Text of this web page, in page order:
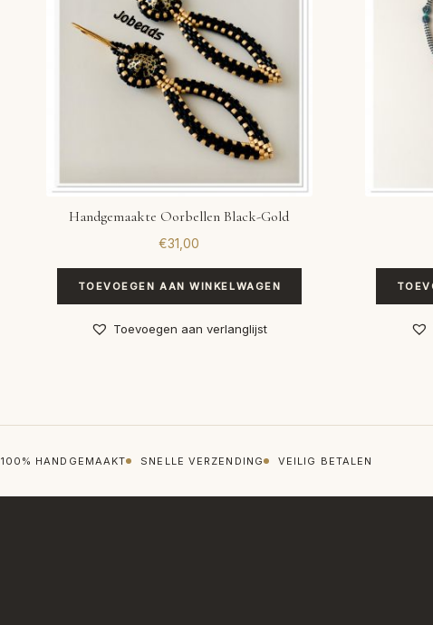
Handgemaakte Oorbellen Black-Gold
€31,00
TOEVOEGEN AAN WINKELWAGEN
Toevoegen aan verlanglijst
100% HANDGEMAAKT SNELLE VERZENDING VEILIG BETALEN